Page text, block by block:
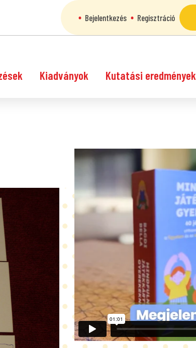
Bejelentkezés Regisztráció
Kiadványok Kutatási eredmények